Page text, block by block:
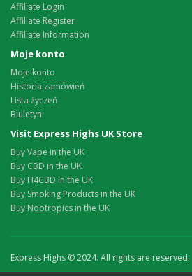
Affiliate Login
Affiliate Register
Affiliate Information
Moje konto
Moje konto
Historia zamówień
Lista życzeń
Biuletyn:
Visit Express Highs UK Store
Buy Vape in the UK
Buy CBD in the UK
Buy H4CBD in the UK
Buy Smoking Products in the UK
Buy Nootropics in the UK
Express Highs © 2024. All rights are reserved